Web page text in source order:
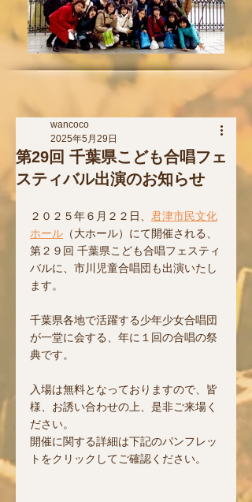
第29回 千葉県こども合唱フェ
スティバル出演のお知らせ
wancoco
2025年5月29日
２０２５年６月２２日、 君津市民文化
ホール （大ホール）にて開催される、
第２９ 回 千葉県こども合唱フェスティ
バルに、市川児童合唱団も出演いたし
ます。
千葉県各地で活躍する少年少女合唱団
が一堂に会する、年に１回の合唱の祭
典です。
入場は無料となっておりますので、皆
様、お誘い合わせの上、是非ご来場く
ださい。
開催に関する詳細は下記のパンフレッ
トをクリックしてご確認ください。